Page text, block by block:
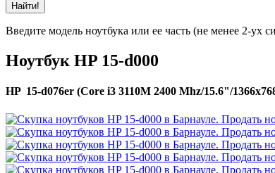
Найти!
Введите модель ноутбука или ее часть (не менее 2-ух
Ноутбук HP 15-d000
HP 15-d076er (Core i3 3110M 2400 Mhz/15.6"/